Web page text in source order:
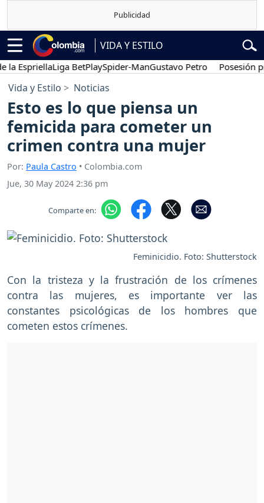
VIDA Y ESTILO
Liga BetPlaySpider-ManGustavo Petro Posesión
Vida y Estilo Noticias
Esto es lo que piensa un
femicida para cometer un
crimen contra una mujer
Por: Paula Castro • Colombia.com
Jue, 30 May 2024 2:36 pm
Comparte en:
Feminicidio. Foto: Shutterstock
Con la tristeza y la frustración de los crímenes
contra las mujeres, es importante ver las
constantes psicológicas de los hombres que
cometen estos crímenes.